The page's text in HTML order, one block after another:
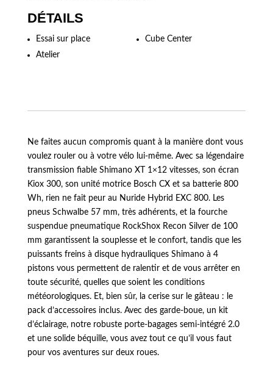
DÉTAILS
Essai sur place
Atelier
Cube Center
Ne faites aucun compromis quant à la manière dont vous
voulez rouler ou à votre vélo lui-même. Avec sa légendaire
transmission fiable Shimano XT 1×12 vitesses, son écran
Kiox 300, son unité motrice Bosch CX et sa batterie 800
Wh, rien ne fait peur au Nuride Hybrid EXC 800. Les
pneus Schwalbe 57 mm, très adhérents, et la fourche
suspendue pneumatique RockShox Recon Silver de 100
mm garantissent la souplesse et le confort, tandis que les
puissants freins à disque hydrauliques Shimano à 4
pistons vous permettent de ralentir et de vous arrêter en
toute sécurité, quelles que soient les conditions
météorologiques. Et, bien sûr, la cerise sur le gâteau : le
pack d’accessoires inclus. Avec des garde-boue, un kit
d’éclairage, notre robuste porte-bagages semi-intégré 2.0
et une solide béquille, vous avez tout ce qu’il vous faut
pour vos aventures sur deux roues.